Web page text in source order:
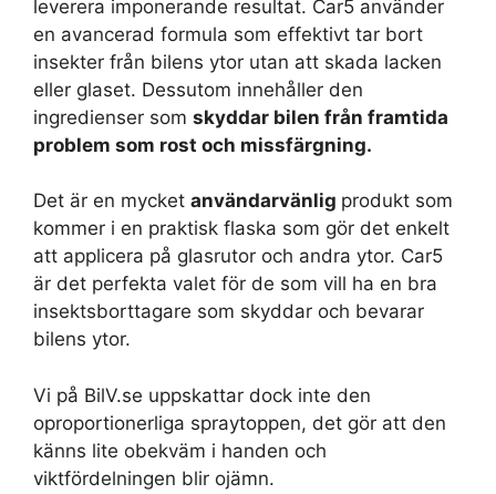
leverera imponerande resultat. Car5 använder
en avancerad formula som effektivt tar bort
insekter från bilens ytor utan att skada lacken
eller glaset. Dessutom innehåller den
ingredienser som skyddar bilen från framtida
problem som rost och missfärgning.
Det är en mycket användarvänlig produkt som
kommer i en praktisk flaska som gör det enkelt
att applicera på glasrutor och andra ytor. Car5
är det perfekta valet för de som vill ha en bra
insektsborttagare som skyddar och bevarar
bilens ytor.
Vi på BilV.se uppskattar dock inte den
oproportionerliga spraytoppen, det gör att den
känns lite obekväm i handen och
viktfördelningen blir ojämn.